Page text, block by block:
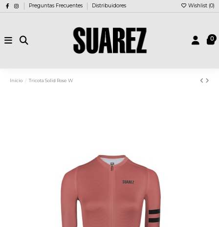
Preguntas Frecuentes Distribuidores Wishlist (0)
0
Inicio Tricota Solid Rose W